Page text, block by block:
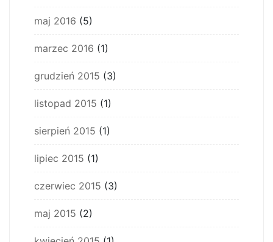
maj 2016 (5)
marzec 2016 (1)
grudzień 2015 (3)
listopad 2015 (1)
sierpień 2015 (1)
lipiec 2015 (1)
czerwiec 2015 (3)
maj 2015 (2)